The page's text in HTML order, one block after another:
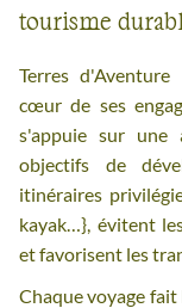
tourisme
Terres
cœur de ses
s'appuie sur une
objectifs de
itinéraires
kayak…}, évitent
et favorisent les
Chaque voyage fait